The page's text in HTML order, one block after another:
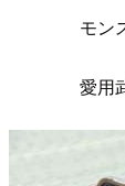
モンスタ
愛用武器